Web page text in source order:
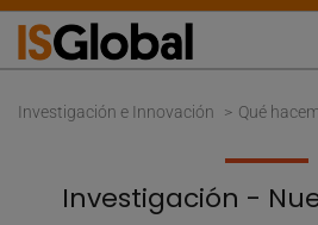
Investigación e Innovación Qué
Investigación -